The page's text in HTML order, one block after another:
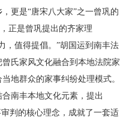
是“唐宋八大家”之一曾巩的
正是曾巩提出的齐家理
，值得提倡。”胡国运到南丰法
氏家风文化融合到本地法院家
地群众的家事纠纷处理模式。
南丰本地文化元素，提出
判的核心理念，成就了一套适